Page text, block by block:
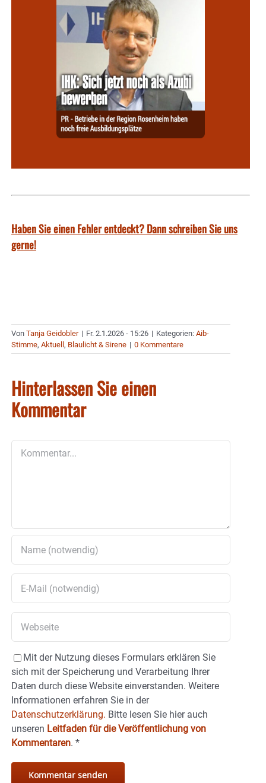
Haben Sie einen Fehler entdeckt? Dann schreiben Sie uns
gerne!
Von Tanja Geidobler | Fr. 2.1.2026 - 15:26 | Kategorien: Aib-
Stimme, Aktuell , Blaulicht & Sirene | 0 Kommentare
Hinterlassen Sie einen
Kommentar
Mit der Nutzung dieses Formulars erklären Sie
sich mit der Speicherung und Verarbeitung Ihrer
Daten durch diese Website einverstanden. Weitere
Informationen erfahren Sie in der
Datenschutzerklärung. Bitte lesen Sie hier auch
unseren Leitfaden für die Veröffentlichung von
Kommentaren. *